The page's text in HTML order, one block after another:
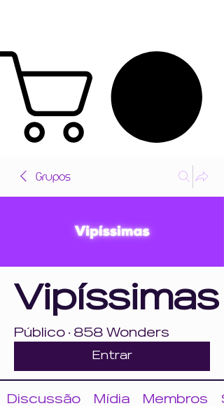
Grupos
Vipíssimas
Público · 858 Wonders
Entrar
Discussão Mídia Membros